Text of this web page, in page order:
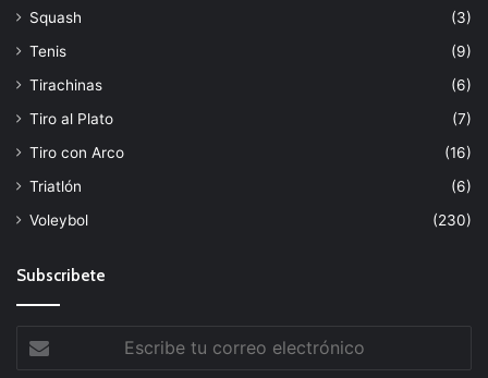
Squash
(3)
Tenis
(9)
Tirachinas
(6)
Tiro al Plato
(7)
Tiro con Arco
(16)
Triatlón
(6)
Voleybol
(230)
Subscribete
tu